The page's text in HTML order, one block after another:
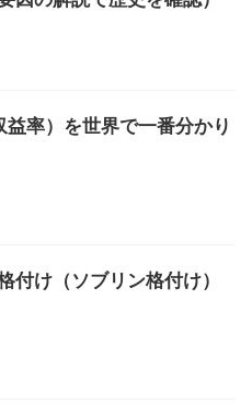
益率）を世界で一番分かり
付け（ソブリン格付け）